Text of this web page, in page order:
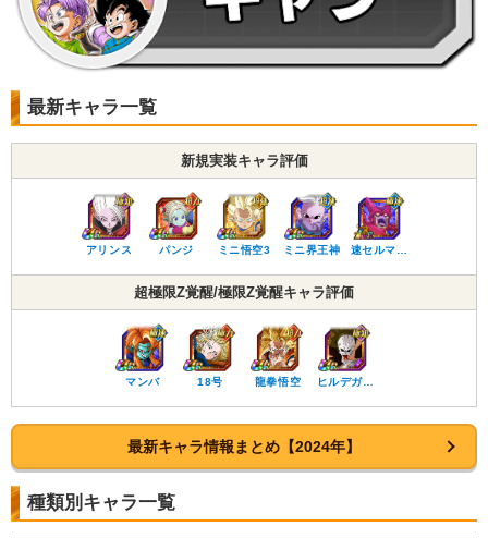
最新キャラ一覧
新規実装キャラ評価
アリンス パンジ ミニ悟空3 ミニ界王神 速セルマ…
超極限Z覚醒/極限Z覚醒キャラ評価
マンバ 18号 龍拳悟空 ヒルデガ…
最新キャラ情報まとめ【2024年】
種類別キャラ一覧